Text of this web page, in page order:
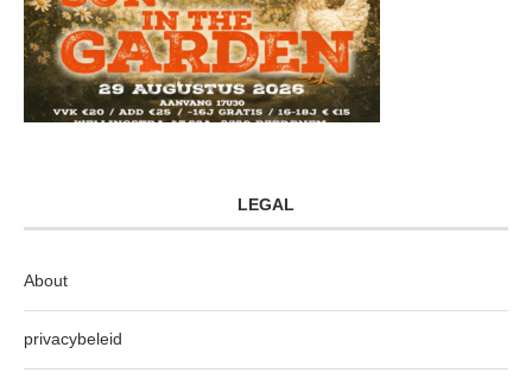
LEGAL
About
privacybeleid